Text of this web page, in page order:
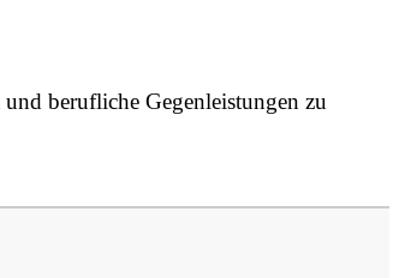
berufliche Gegenleistungen zu